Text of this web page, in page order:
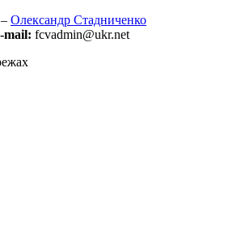
– Олександр Стадниченко
mail: fcvadmin@ukr.net